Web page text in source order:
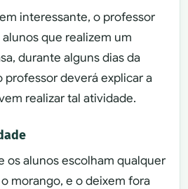
interessante, o professor
que realizem um
durante alguns dias da
professor deverá explicar a
realizar tal atividade.
os alunos escolham qualquer
morango, e o deixem fora